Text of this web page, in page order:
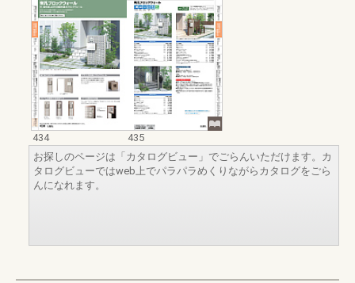
434
435
お探しのページは「カタログビュー」でごらんいただけます。カ
タログビューではweb上でパラパラめくりながらカタログをごら
んになれます。